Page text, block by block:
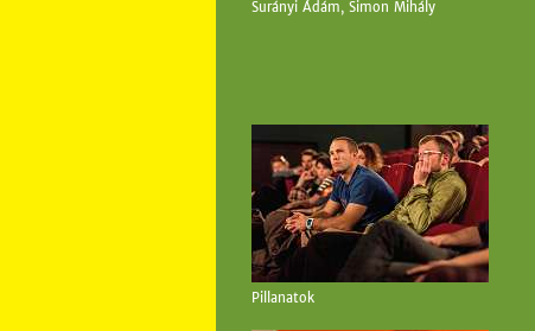
Surányi Ádám, Simon Mihály
Pillanatok